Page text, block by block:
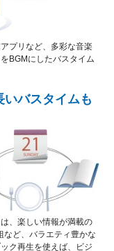
プリなど、多彩な音楽
BGMにしたバスタイム
バスタイムも
、楽しい情報が満載の
など、バラエティ豊かな
ク再生を使えば、ビジ